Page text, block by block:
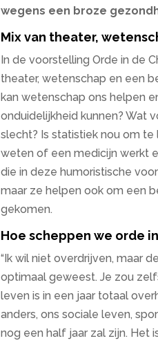
wegens een broze
Mix van theater,
In de voorstelling Orde in de
theater, wetenschap en een
kan wetenschap ons helpen
onduidelijkheid kunnen? Wat
slecht? Is statistiek nou om
weten of een medicijn werkt
die in deze humoristische
maar ze helpen ook om een
gekomen.
Hoe scheppen we orde
“Ik wil niet overdrijven, maar
optimaal geweest. Je zou
leven is in een jaar totaal
anders, ons sociale leven,
nog een half jaar zal zijn. Het